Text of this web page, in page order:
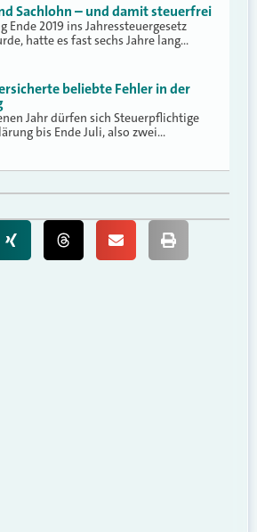
Sachlohn – und damit steuerfrei
Ende 2019 ins Jahressteuergesetz
hatte es fast sechs Jahre lang…
beliebte Fehler in der
Jahr dürfen sich Steuerpflichtige
bis Ende Juli, also zwei…